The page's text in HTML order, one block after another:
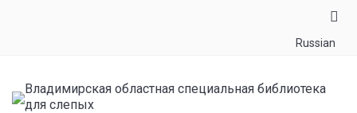
Russian
Владимирская областная специальная библиотека
для слепых